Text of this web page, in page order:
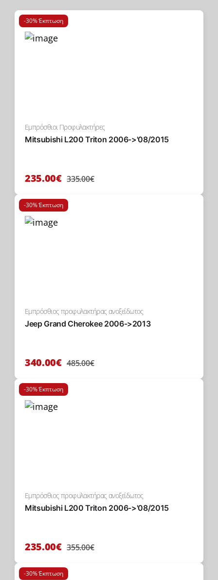
-30% Έκπτωση
Εμπρόσθιοι Προφυλακτήρες
Mitsubishi L200 Triton 2006->'08/2015
235.00€ 335.00€
-30% Έκπτωση
Εμπρόσθιος προφυλακτήρας ανοξείδωτος
Jeep Grand Cherokee 2006->2013
340.00€ 485.00€
-30% Έκπτωση
Εμπρόσθιος προφυλακτήρας ανοξείδωτος
Mitsubishi L200 Triton 2006->'08/2015
235.00€ 355.00€
-30% Έκπτωση